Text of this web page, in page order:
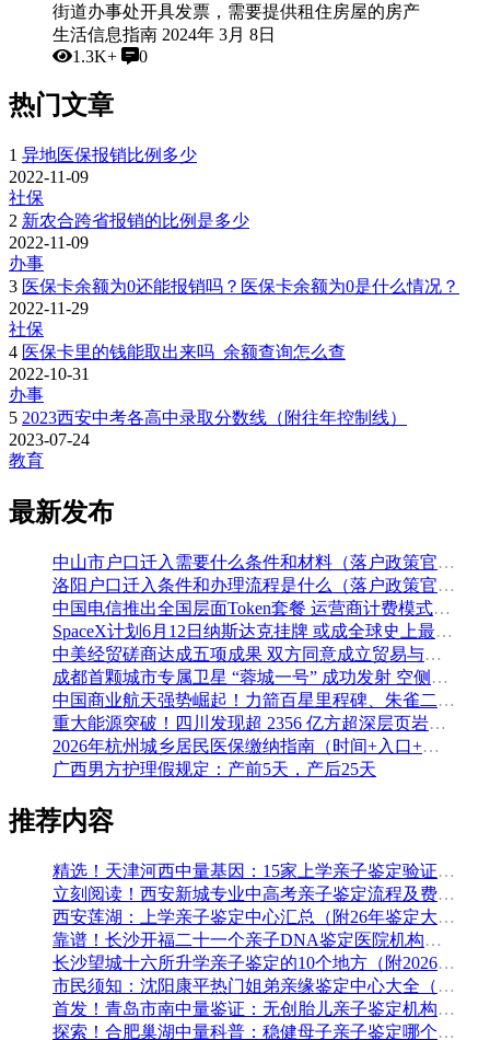
街道办事处开具发票，需要提供租住房屋的房产
生活信息指南 2024年 3月 8日
1.3K+
0
热门文章
1 异地医保报销比例多少
2022-11-09
社保
2 新农合跨省报销的比例是多少
2022-11-09
办事
3 医保卡余额为0还能报销吗？医保卡余额为0是什么情况？
2022-11-29
社保
4 医保卡里的钱能取出来吗_余额查询怎么查
2022-10-31
办事
5 2023西安中考各高中录取分数线（附往年控制线）
2023-07-24
教育
最新发布
中山市户口迁入需要什么条件和材料（落户政策官方解读）
洛阳户口迁入条件和办理流程是什么（落户政策官方问答汇总）
中国电信推出全国层面Token套餐 运营商计费模式从”流量”迈向”算力”
SpaceX计划6月12日纳斯达克挂牌 或成全球史上最大规模IPO
中美经贸磋商达成五项成果 双方同意成立贸易与投资双理事会
成都首颗城市专属卫星 “蓉城一号” 成功发射 空侧直转模式同步落地 双重大突破助力国际门户枢纽建设
中国商业航天强势崛起！力箭百星里程碑、朱雀二号改进型发射成功
重大能源突破！四川发现超 2356 亿方超深层页岩气田，保障国家能源安全
2026年杭州城乡居民医保缴纳指南（时间+入口+金额）
广西男方护理假规定：产前5天，产后25天
推荐内容
精选！天津河西中量基因：15家上学亲子鉴定验证组织收集（附2026年鉴定办理攻略）
立刻阅读！西安新城专业中高考亲子鉴定流程及费用(附鉴定机构查询一览)
西安莲湖：上学亲子鉴定中心汇总（附26年鉴定大全）
靠谱！长沙开福二十一个亲子DNA鉴定医院机构名单一览（附2026年办理攻略）
长沙望城十六所升学亲子鉴定的10个地方（附2026年鉴定手续）
市民须知：沈阳康平热门姐弟亲缘鉴定中心大全（附做亲子鉴定的材料）
首发！青岛市南中量鉴证：无创胎儿亲子鉴定机构大全（附最新亲子鉴定机构名录）
探索！合肥巢湖中量科普：稳健母子亲子鉴定哪个医院可以做（附2026年汇总鉴定）